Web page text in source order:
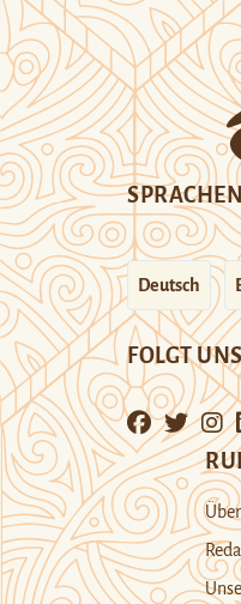
Deutsch
FOLGT